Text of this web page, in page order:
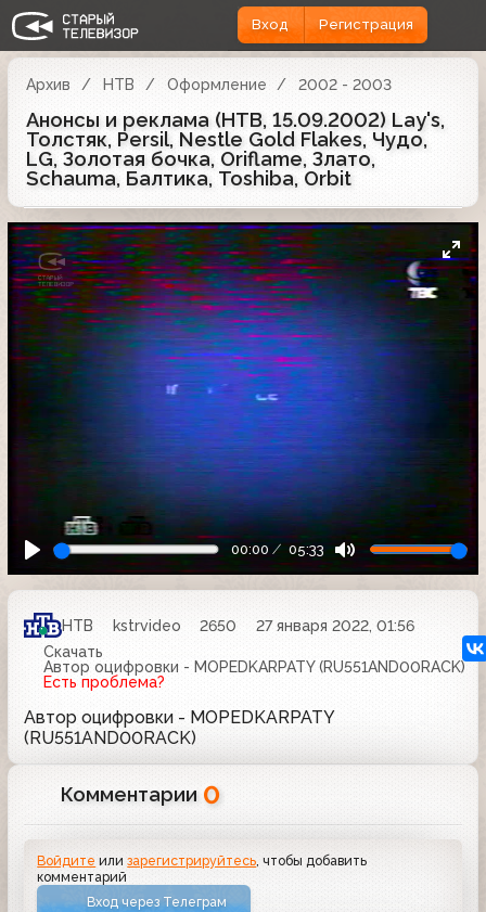
Вход Регистрация
Архив НТВ Оформление 2002 - 2003
Анонсы и реклама (НТВ, 15.09.2002) Lay's,
Толстяк, Persil, Nestle Gold Flakes, Чудо,
LG, Золотая бочка, Oriflame, Злато,
Schauma, Балтика, Toshiba, Orbit
00:00 05:33
НТВ kstrvideo 2650
27 января 2022, 01:56
Скачать
Автор оцифровки - MOPEDKARPATY (RU551AND00RACK)
Есть проблема?
Автор оцифровки - MOPEDKARPATY
(RU551AND00RACK)
Комментарии 0
Войдите илизарегистрируйтесь, чтобы добавить
комментарий
Вход через Телеграм